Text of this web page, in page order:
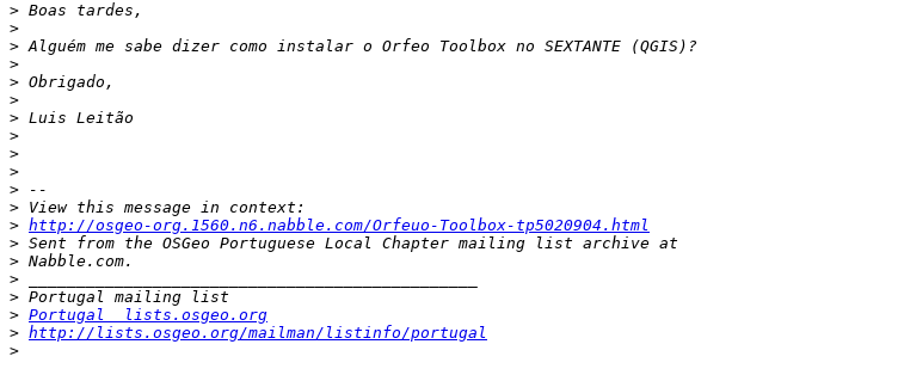
>
>
>
>
>
>
>
>
>
>
>
>
> http://osgeo-org.1560.n6.nabble.com/Orfeuo-Toolbox-tp5020904.html
>
>
>
>
> Portugal  lists.osgeo.org
> http://lists.osgeo.org/mailman/listinfo/portugal
>